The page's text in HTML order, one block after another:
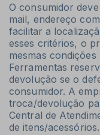
O consumidor
mail, endereço
facilitar a
esses critérios, o
mesmas
Ferramentas
devolução se o
consumidor. A
troca/devolução
Central de
de itens/acessórios.